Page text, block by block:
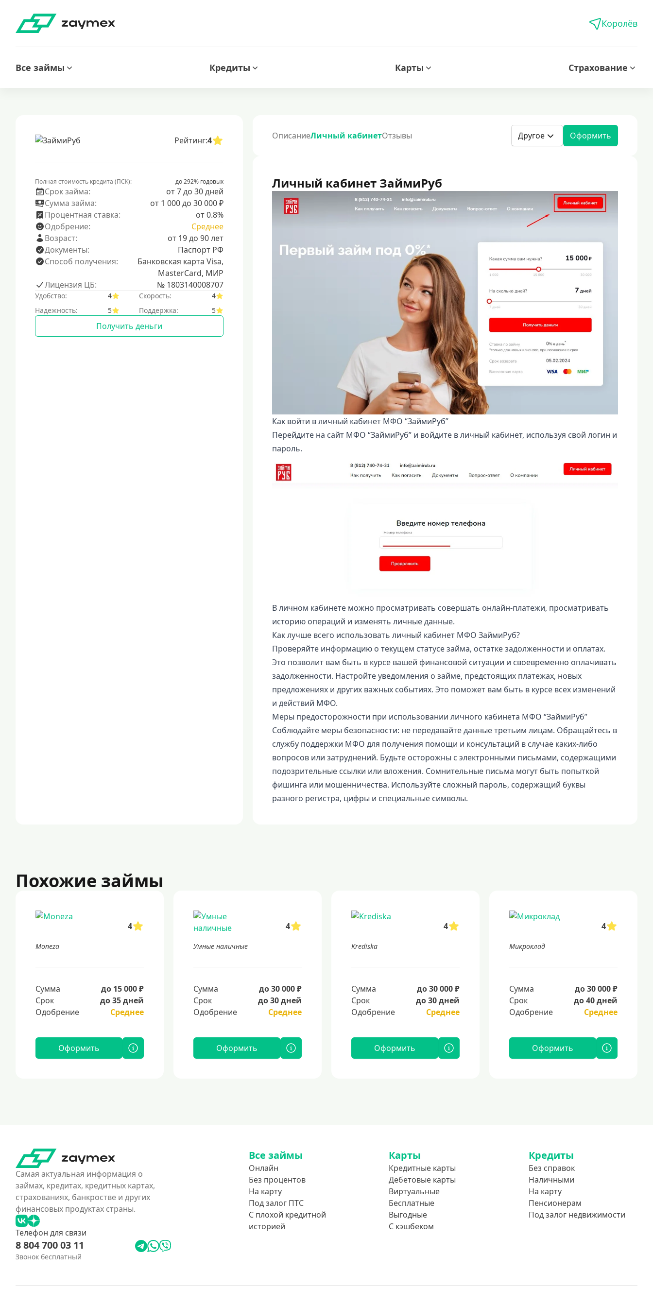
Королёв
Все займы Кредиты Карты Страхование
Рейтинг:4
Полная стоимость кредита (ПСК): до 292% годовых
Срок займа:
от 7 до 30 дней
Сумма займа:
от 1 000 до 30 000 ₽
Процентная ставка:
от 0.8%
Одобрение:
Среднее
Возраст:
от 19 до 90 лет
Документы:
Паспорт РФ
Способ получения:
Банковская карта Visa,
MasterCard, МИР
Лицензия ЦБ:
№ 1803140008707
Удобство: 4 Скорость:
4
Надежность:
5 Поддержка: 5
Получить деньги
ОписаниеЛичный кабинетОтзывы Другое Оформить
Личный кабинет ЗаймиРуб
Как войти в личный кабинет МФО “ЗаймиРуб”
Перейдите на сайт МФО “ЗаймиРуб” и войдите в личный кабинет, используя свой логин и
пароль.
В личном кабинете можно просматривать совершать онлайн-платежи, просматривать
историю операций и изменять личные данные.
Как лучше всего использовать личный кабинет МФО ЗаймиРуб?
Проверяйте информацию о текущем статусе займа, остатке задолженности и оплатах.
Это позволит вам быть в курсе вашей финансовой ситуации и своевременно оплачивать
задолженности. Настройте уведомления о займе, предстоящих платежах, новых
предложениях и других важных событиях. Это поможет вам быть в курсе всех изменений
и действий МФО.
Меры предосторожности при использовании личного кабинета МФО “ЗаймиРуб”
Соблюдайте меры безопасности: не передавайте данные третьим лицам. Обращайтесь в
службу поддержки МФО для получения помощи и консультаций в случае каких-либо
вопросов или затруднений. Будьте осторожны с электронными письмами, содержащими
подозрительные ссылки или вложения. Сомнительные письма могут быть попыткой
фишинга или мошенничества. Используйте сложный пароль, содержащий буквы
разного регистра, цифры и специальные символы.
Похожие займы
4
Moneza
Сумма
до 15 000 ₽
Срок
до 35 дней
Одобрение
Среднее
Оформить
4
Умные наличные
Сумма
до 30 000 ₽
Срок
до 30 дней
Одобрение
Среднее
Оформить
4
Krediska
Сумма
до 30 000 ₽
Срок
до 30 дней
Одобрение
Среднее
Оформить
4
Микроклад
Сумма
до 30 000 ₽
Срок
до 40 дней
Одобрение
Среднее
Оформить
Самая актуальная информация о
займах, кредитах, кредитных картах,
страхованиях, банкростве и других
финансовых продуктах страны.
Телефон для связи
8 804 700 03 11
Звонок бесплатный
Все займы
Онлайн
Без процентов
На карту
Под залог ПТС
С плохой кредитной
историей
Карты
Кредитные карты
Дебетовые карты
Виртуальные
Бесплатные
Выгодные
С кэшбеком
Кредиты
Без справок
Наличными
На карту
Пенсионерам
Под залог недвижимости